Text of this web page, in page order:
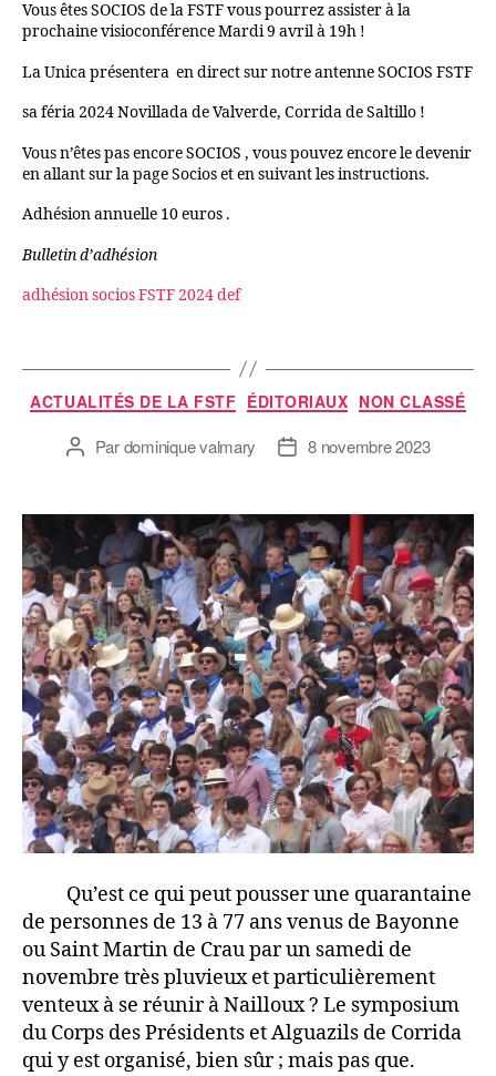
Vous êtes SOCIOS de la FSTF vous pourrez assister à la
prochaine visioconférence Mardi 9 avril à 19h !
La Unica présentera en direct sur notre antenne SOCIOS FSTF
sa féria 2024 Novillada de Valverde, Corrida de Saltillo !
Vous n’êtes pas encore SOCIOS , vous pouvez encore le devenir
en allant sur la page Socios et en suivant les instructions.
Adhésion annuelle 10 euros .
Bulletin d’adhésion
adhésion socios FSTF 2024 def
ACTUALITÉS DE LA FSTF ÉDITORIAUX NON CLASSÉ
Pardominique valmary 8 novembre 2023
Qu’est ce qui peut pousser une quarantaine
de personnes de 13 à 77 ans venus de Bayonne
ou Saint Martin de Crau par un samedi de
novembre très pluvieux et particulièrement
venteux à se réunir à Nailloux ? Le symposium
du Corps des Présidents et Alguazils de Corrida
qui y est organisé, bien sûr ; mais pas que.